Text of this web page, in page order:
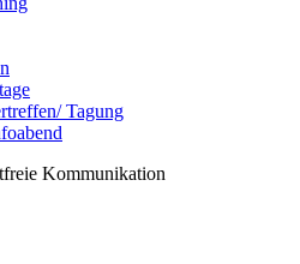
Tagung
Kommunikation